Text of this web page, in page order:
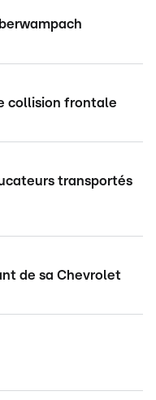
collision frontale
transportés
de sa Chevrolet